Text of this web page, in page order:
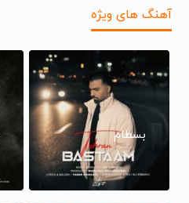
آهنگ های ویژه
بسطام